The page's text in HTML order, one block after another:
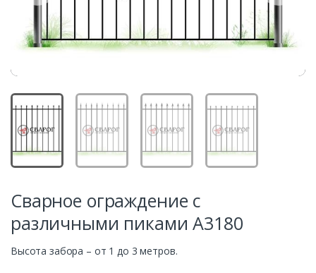
Сварное ограждение с
различными пиками А3180
Высота забора – от 1 до 3 метров.